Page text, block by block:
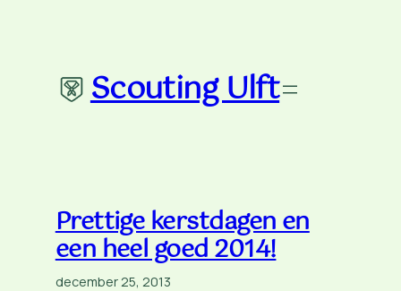
Scouting Ulft
Prettige kerstdagen en
een heel goed 2014!
december 25, 2013